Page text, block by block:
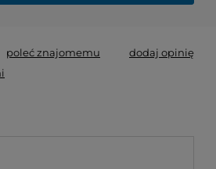
poleć znajomemu
dodaj opinię